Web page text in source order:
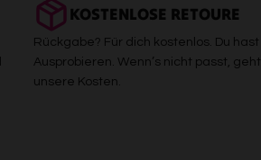
KOSTENLOSE RETOURE
Rückgabe? Für dich kostenlos. Du
Ausprobieren. Wenn’s nicht passt,
unsere Kosten.